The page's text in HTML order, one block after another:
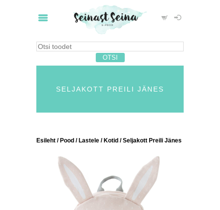
SELJAKOTT PREILI JÄNES
Esileht / Pood / Lastele / Kotid / Seljakott Preili Jänes